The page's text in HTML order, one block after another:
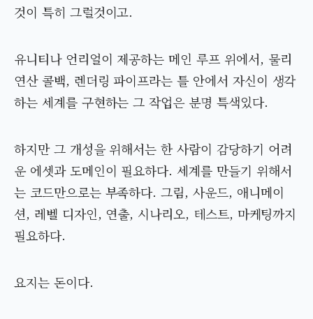
것이 특히 그럴것이고.
유니티나 언리얼이 제공하는 메인 루프 위에서, 물리
연산 콜백, 렌더링 파이프라는 틀 안에서 자신이 생각
하는 세계를 구현하는 그 작업은 분명 특색있다.
하지만 그 개성을 위해서는 한 사람이 감당하기 어려
운 에셋과 도메인이 필요하다. 세계를 만들기 위해서
는 코드만으로는 부족하다. 그림, 사운드, 애니메이
션, 레벨 디자인, 연출, 시나리오, 테스트, 마케팅까지
필요하다.
요지는 돈이다.